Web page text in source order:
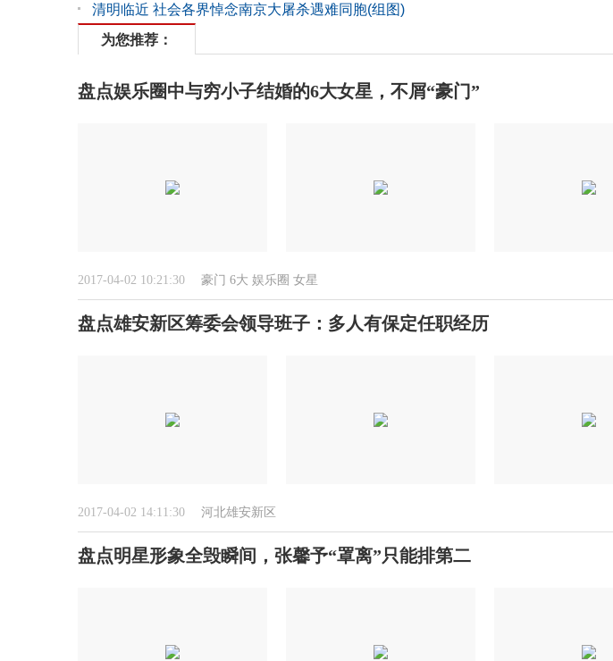
清明临近 社会各界悼念南京大屠杀遇难同胞(组图)
为您推荐：
盘点娱乐圈中与穷小子结婚的6大女星，不屑“豪门”
2017-04-02 10:21:30 豪门 6大 娱乐圈 女星
盘点雄安新区筹委会领导班子：多人有保定任职经历
2017-04-02 14:11:30 河北雄安新区
盘点明星形象全毁瞬间，张馨予“罩离”只能排第二